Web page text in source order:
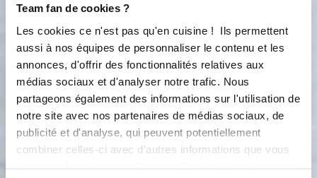
Team fan de cookies ?
Les cookies ce n'est pas qu'en cuisine ! Ils permettent
aussi à nos équipes de personnaliser le contenu et les
annonces, d'offrir des fonctionnalités relatives aux
médias sociaux et d'analyser notre trafic. Nous
partageons également des informations sur l'utilisation de
notre site avec nos partenaires de médias sociaux, de
publicité et d'analyse, qui peuvent potentiellement
combiner celles-ci avec d'autres informations que vous
2 c.à.sde crème fraîche ou de
mascarpone (pour encore plus de
moelleux ce que j’ai fait)
0.5 c.à.ccurcuma
Fromage masdam
4oeuf(s)